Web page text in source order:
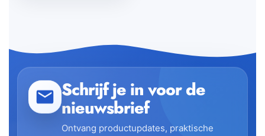
Schrijf je in voor de
nieuwsbrief
Ontvang productupdates, praktische